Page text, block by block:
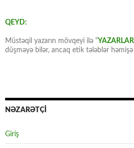
QEYD:
Müstəqil yazarın mövqeyi ilə “YAZARLAR
düşməyə bilər, ancaq etik tələblər
NƏZARƏTÇİ
Giriş